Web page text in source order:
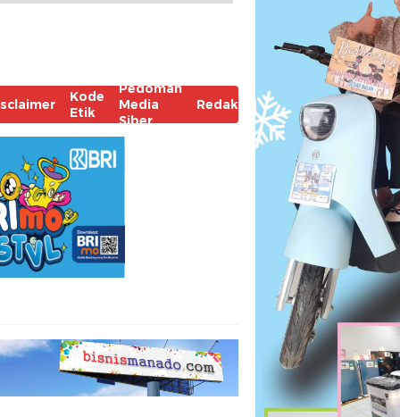
Kode
Etik
Pedoman
Media
Siber
Redaksi